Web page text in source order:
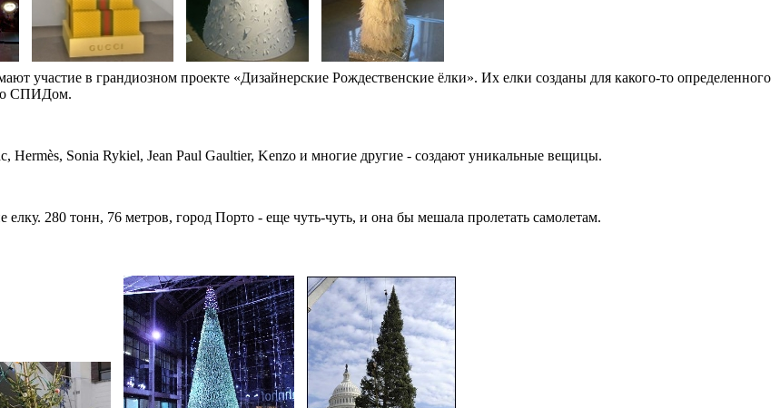
участие в грандиозном проекте «Дизайнерские Рождественские ёлки». Их елки созданы для какого-то определенного
СПИДом.
Hermès, Sonia Rykiel, Jean Paul Gaultier, Kenzo и многие другие - создают уникальные вещицы.
280 тонн, 76 метров, город Порто - еще чуть-чуть, и она бы мешала пролетать самолетам.